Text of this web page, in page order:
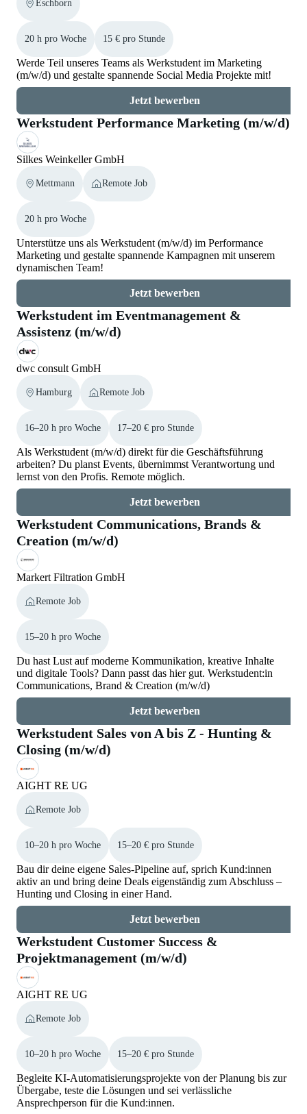
Eschborn
20 h pro Woche 15 € pro Stunde
Werde Teil unseres Teams als Werkstudent im Marketing
(m/w/d) und gestalte spannende Social Media Projekte mit!
Jetzt bewerben
Werkstudent Performance Marketing (m/w/d)
Silkes Weinkeller GmbH
Mettmann Remote Job
20 h pro Woche
Unterstütze uns als Werkstudent (m/w/d) im Performance
Marketing und gestalte spannende Kampagnen mit unserem
dynamischen Team!
Jetzt bewerben
Werkstudent im Eventmanagement &
Assistenz (m/w/d)
dwc consult GmbH
Hamburg Remote Job
16–20 h pro Woche 17–20 € pro Stunde
Als Werkstudent (m/w/d) direkt für die Geschäftsführung
arbeiten? Du planst Events, übernimmst Verantwortung und
lernst von den Profis. Remote möglich.
Jetzt bewerben
Werkstudent Communications, Brands &
Creation (m/w/d)
Markert Filtration GmbH
Remote Job
15–20 h pro Woche
Du hast Lust auf moderne Kommunikation, kreative Inhalte
und digitale Tools? Dann passt das hier gut. Werkstudent:in
Communications, Brand & Creation (m/w/d)
Jetzt bewerben
Werkstudent Sales von A bis Z - Hunting &
Closing (m/w/d)
AIGHT RE UG
Remote Job
10–20 h pro Woche 15–20 € pro Stunde
Bau dir deine eigene Sales-Pipeline auf, sprich Kund:innen
aktiv an und bring deine Deals eigenständig zum Abschluss –
Hunting und Closing in einer Hand.
Jetzt bewerben
Werkstudent Customer Success &
Projektmanagement (m/w/d)
AIGHT RE UG
Remote Job
10–20 h pro Woche 15–20 € pro Stunde
Begleite KI-Automatisierungsprojekte von der Planung bis zur
Übergabe, teste die Lösungen und sei verlässliche
Ansprechperson für die Kund:innen.